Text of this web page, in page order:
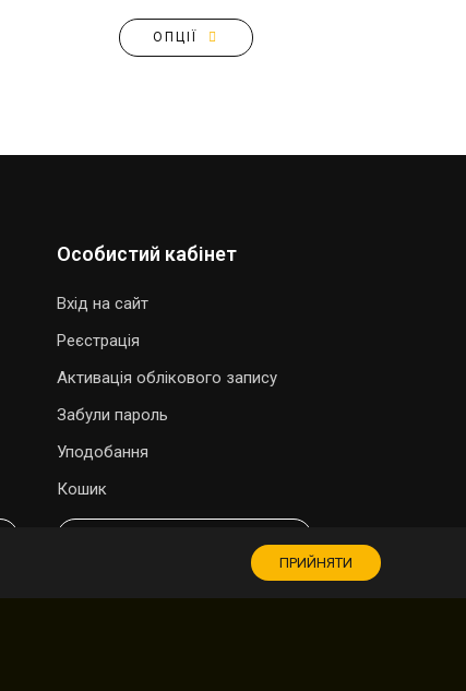
ОПЦІЇ
Особистий кабінет
Вхід на сайт
Реєстрація
Активація облікового запису
Забули пароль
Уподобання
Кошик
ПРИЙНЯТИ